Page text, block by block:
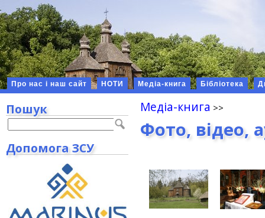
Про нас і наш сайт НОТИ Медіа-книга Бібліотека
Медіа-книга
Фото, відео,
Пошук
Допомога ЗСУ